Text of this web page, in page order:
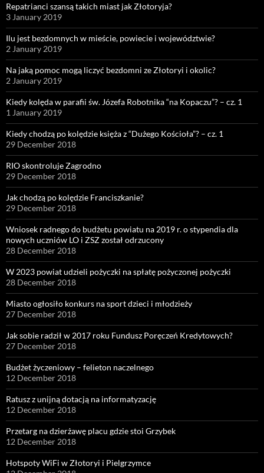
Repatrianci szansą takich miast jak Złotoryja?
3 January 2019
Ilu jest bezdomnych w mieście, powiecie i województwie?
2 January 2019
Na jaką pomoc mogą liczyć bezdomni ze Złotoryi i okolic?
2 January 2019
Kiedy kolęda w parafii św. Józefa Robotnika “na Kopaczu”? – cz. 1
1 January 2019
Kiedy chodzą po kolędzie księża z “Dużego Kościoła”? – cz. 1
29 December 2018
RIO skontroluje Zagrodno
29 December 2018
Jak chodzą po kolędzie Franciszkanie?
29 December 2018
Wniosek radnego do budżetu powiatu na 2019 r. o stypendia dla
nowych uczniów LO i ZSZ został odrzucony
28 December 2018
W 2023 powiat udzieli pożyczki na spłatę pożyczonej pożyczki
28 December 2018
Miasto ogłosiło konkurs na sport dzieci i młodzieży
27 December 2018
Jak sobie radził w 2017 roku Fundusz Poręczeń Kredytowych?
27 December 2018
Budżet życzeniowy – felieton naczelnego
12 December 2018
Ratusz z unijną dotacją na informatyzację
12 December 2018
Przetarg na dzierżawę placu gdzie stoi Grzybek
12 December 2018
Hotspoty WiFi w Złotoryi i Pielgrzymce